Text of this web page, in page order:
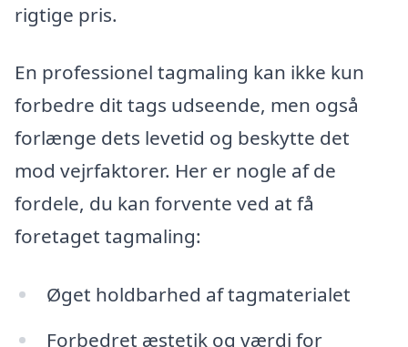
rigtige pris.
En professionel tagmaling kan ikke kun
forbedre dit tags udseende, men også
forlænge dets levetid og beskytte det
mod vejrfaktorer. Her er nogle af de
fordele, du kan forvente ved at få
foretaget tagmaling:
Øget holdbarhed af tagmaterialet
Forbedret æstetik og værdi for